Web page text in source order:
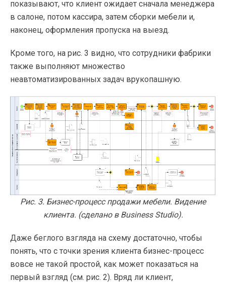
показывают, что клиент ожидает сначала менеджера
в салоне, потом кассира, затем сборки мебели и,
наконец, оформления пропуска на выезд.
Кроме того, на рис. 3 видно, что сотрудники фабрики
также выполняют множество
неавтоматизированных задач врукопашную.
Рис. 3. Бизнес-процесс продажи мебели. Видение
клиента. (сделано в Business Studio).
Даже беглого взгляда на схему достаточно, чтобы
понять, что с точки зрения клиента бизнес-процесс
вовсе не такой простой, как может показаться на
первый взгляд (см. рис. 2). Вряд ли клиент,